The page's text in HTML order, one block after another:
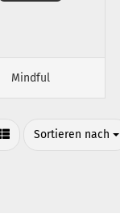
Mindful
Sortieren nach
Sortieren nach